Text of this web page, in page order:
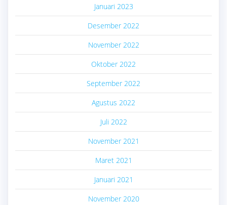
Januari 2023
Desember 2022
November 2022
Oktober 2022
September 2022
Agustus 2022
Juli 2022
November 2021
Maret 2021
Januari 2021
November 2020